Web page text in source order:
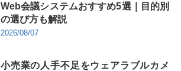
Web会議システムおすすめ5選｜目的別
の選び方も解説
2026/08/07
小売業の人手不足をウェアラブルカメ